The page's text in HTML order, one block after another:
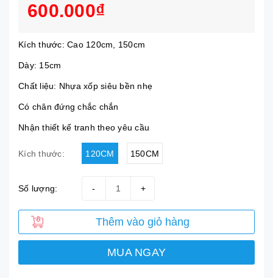
600.000₫
Kích thước: Cao 120cm, 150cm
Dày: 15cm
Chất liệu: Nhựa xốp siêu bền nhẹ
Có chân đứng chắc chắn
Nhận thiết kế tranh theo yêu cầu
Kích thước: 120CM 150CM
Số lượng: +
-
Thêm vào giỏ hàng
MUA NGAY